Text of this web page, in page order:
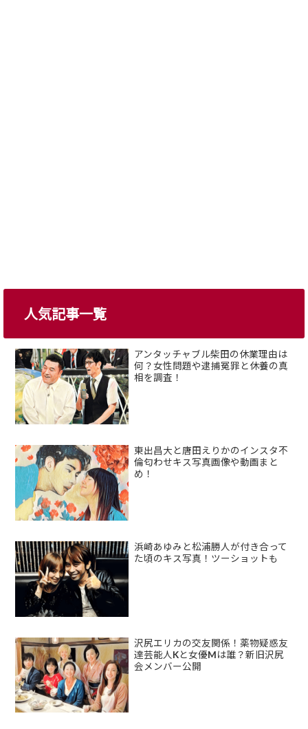
人気記事一覧
アンタッチャブル柴田の休業理由は
何？女性問題や逮捕冤罪と休養の真
相を調査！
東出昌大と唐田えりかのインスタ不
倫匂わせキス写真画像や動画まと
め！
浜崎あゆみと松浦勝人が付き合って
た頃のキス写真！ツーショットも
沢尻エリカの交友関係！薬物疑惑友
達芸能人Kと女優Mは誰？新旧沢尻
会メンバー公開